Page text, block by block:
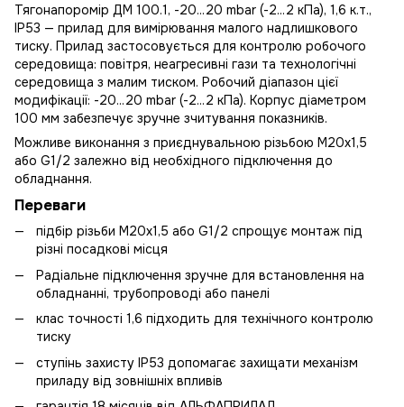
Тягонапоромір ДМ 100.1, -20...20 mbar (-2...2 кПа), 1,6 к.т.,
IP53 — прилад для вимірювання малого надлишкового
тиску. Прилад застосовується для контролю робочого
середовища: повітря, неагресивні гази та технологічні
середовища з малим тиском. Робочий діапазон цієї
модифікації: -20...20 mbar (-2...2 кПа). Корпус діаметром
100 мм забезпечує зручне зчитування показників.
Можливе виконання з приєднувальною різьбою М20х1,5
або G1/2 залежно від необхідного підключення до
обладнання.
Переваги
підбір різьби М20х1,5 або G1/2 спрощує монтаж під
різні посадкові місця
Радіальне підключення зручне для встановлення на
обладнанні, трубопроводі або панелі
клас точності 1,6 підходить для технічного контролю
тиску
ступінь захисту IP53 допомагає захищати механізм
приладу від зовнішніх впливів